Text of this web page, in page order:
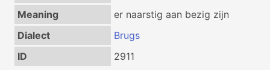
Meaning
er naarstig aan bezig zijn
Dialect
Brugs
ID
2911